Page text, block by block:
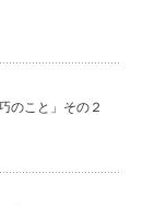
のこと」その２